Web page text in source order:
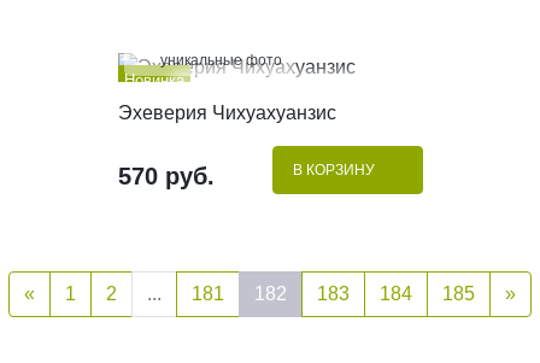
Новинка
Хит
уникальные фото
Эхеверия Чихуахуанзис
570 руб. В КОРЗИНУ
« 1 2 ... 181 182 183 184 185 »